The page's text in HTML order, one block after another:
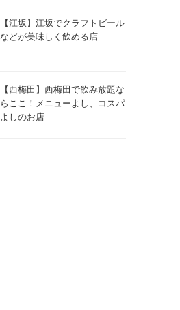
【江坂】江坂でクラフトビール
などが美味しく飲める店
【西梅田】西梅田で飲み放題な
らここ！メニューよし、コスパ
よしのお店